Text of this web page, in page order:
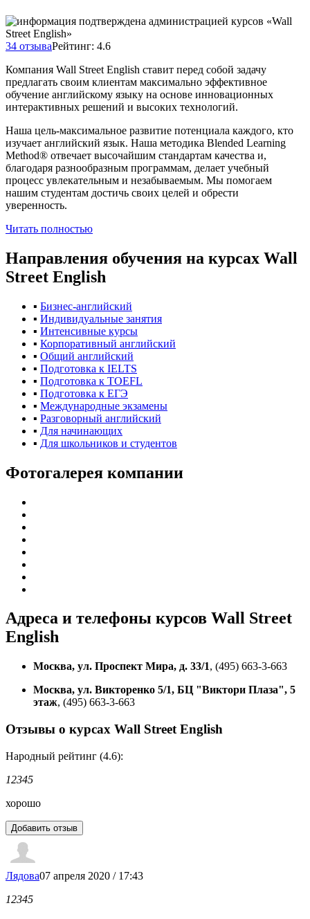
34 отзываРейтинг: 4.6
Компания Wall Street English ставит перед собой задачу
предлагать своим клиентам максимально эффективное
обучение английскому языку на основе инновационных
интерактивных решений и высоких технологий.
Наша цель-максимальное развитие потенциала каждого, кто
изучает английский язык. Наша методика Blended Learning
Method® отвечает высочайшим стандартам качества и,
благодаря разнообразным программам, делает учебный
процесс увлекательным и незабываемым. Мы помогаем
нашим студентам достичь своих целей и обрести
уверенность.
Читать полностью
Направления обучения на курсах Wall
Street English
▪ Бизнес-английский
▪ Индивидуальные занятия
▪ Интенсивные курсы
▪ Корпоративный английский
▪ Общий английский
▪ Подготовка к IELTS
▪ Подготовка к TOEFL
▪ Подготовка к ЕГЭ
▪ Международные экзамены
▪ Разговорный английский
▪ Для начинающих
▪ Для школьников и студентов
Фотогалерея компании
Адреса и телефоны курсов Wall Street
English
Москва, ул. Проспект Мира, д. 33/1, (495) 663-3-663
Москва, ул. Викторенко 5/1, БЦ "Виктори Плаза", 5
этаж, (495) 663-3-663
Отзывы о курсах Wall Street English
Народный рейтинг (4.6):
12345
хорошо
Лядова07 апреля 2020 / 17:43
12345